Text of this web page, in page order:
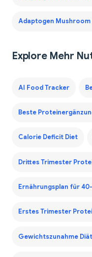
Adaptogen Mushroom
Explore Mehr
AI Food Tracker
Beste
Calorie Deficit Diet
Drittes Trimester
Ernährungsplan für
Erstes Trimester
Gewichtszunahme